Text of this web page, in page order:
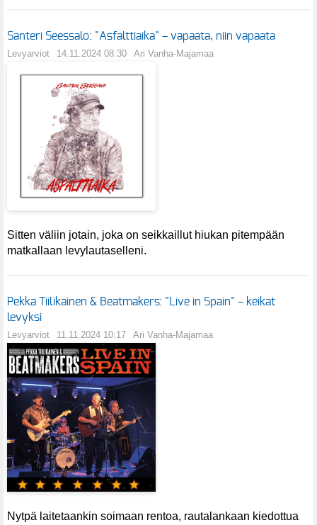
Santeri Seessalo: "Asfalttiaika" – vapaata, niin vapaata
Levyarviot 14.11.2024 08:30 Ari Vanha-Majamaa
Sitten väliin jotain, joka on seikkaillut hiukan pitempään
matkallaan levylautaselleni.
Pekka Tiilikainen & Beatmakers: "Live in Spain" – keikat
levyksi
Levyarviot 11.11.2024 10:17 Ari Vanha-Majamaa
Nytpä laitetaankin soimaan rentoa, rautalankaan kiedottua